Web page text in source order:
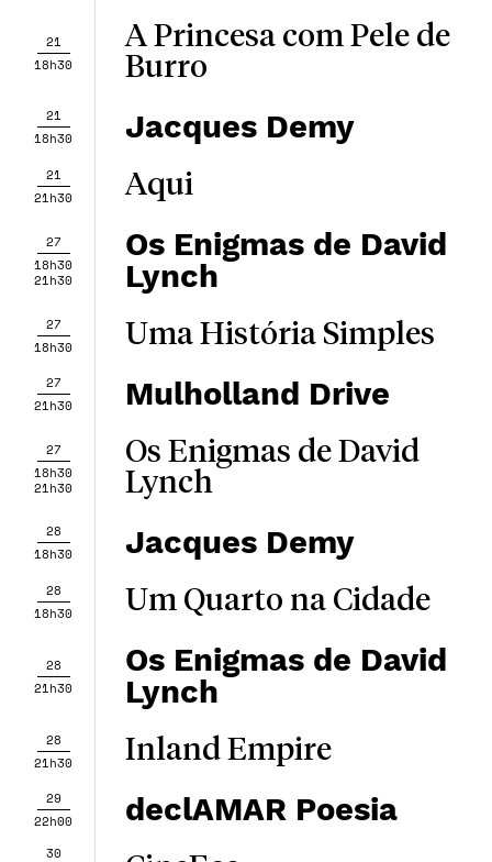
21
18h30
A Princesa com Pele de
Burro
21
18h30
Jacques Demy
21
21h30
Aqui
27
18h30
21h30
Os Enigmas de David
Lynch
27
18h30
Uma História Simples
27
21h30
Mulholland Drive
27
18h30
21h30
Os Enigmas de David
Lynch
28
18h30
Jacques Demy
28
18h30
Um Quarto na Cidade
28
21h30
Os Enigmas de David
Lynch
28
21h30
Inland Empire
29
22h00
declAMAR Poesia
30